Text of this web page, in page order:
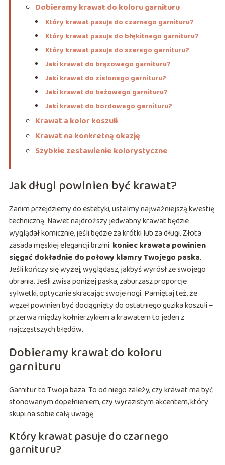
Dobieramy krawat do koloru garnituru
Który krawat pasuje do czarnego garnituru?
Który krawat pasuje do błękitnego garnituru?
Który krawat pasuje do szarego garnituru?
Jaki krawat do brązowego garnituru?
Jaki krawat do zielonego garnituru?
Jaki krawat do beżowego garnituru?
Jaki krawat do bordowego garnituru?
Krawat a kolor koszuli
Krawat na konkretną okazję
Szybkie zestawienie kolorystyczne
Jak długi powinien być krawat?
Zanim przejdziemy do estetyki, ustalmy najważniejszą kwestię
techniczną. Nawet najdroższy jedwabny krawat będzie
wyglądał komicznie, jeśli będzie za krótki lub za długi. Złota
zasada męskiej elegancji brzmi: koniec krawata powinien
sięgać dokładnie do połowy klamry Twojego paska.
Jeśli kończy się wyżej, wyglądasz, jakbyś wyrósł ze swojego
ubrania. Jeśli zwisa poniżej paska, zaburzasz proporcje
sylwetki, optycznie skracając swoje nogi. Pamiętaj też, że
węzeł powinien być dociągnięty do ostatniego guzika koszuli –
przerwa między kołnierzykiem a krawatem to jeden z
najczęstszych błędów.
Dobieramy krawat do koloru
garnituru
Garnitur to Twoja baza. To od niego zależy, czy krawat ma być
stonowanym dopełnieniem, czy wyrazistym akcentem, który
skupi na sobie całą uwagę.
Który krawat pasuje do czarnego
garnituru?